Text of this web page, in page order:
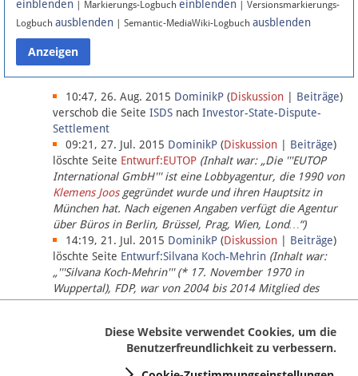
Anmelden
Datenschutz
Über Lobbypedia
Impressum
einblenden | Markierungs-Logbuch einblenden | Versionsmarkierungs-
Logbuch ausblenden | Semantic-MediaWiki-Logbuch ausblenden
10:47, 26. Aug. 2015 DominikP (Diskussion Beiträge)
verschob die Seite ISDS nach Investor-State-Dispute-
Settlement
09:21, 27. Jul. 2015 DominikP (Diskussion Beiträge)
löschte Seite Entwurf:EUTOP (Inhalt war: „Die '''EUTOP
International GmbH''' ist eine Lobbyagentur, die 1990 von
Klemens Joosgegründet wurde und ihren Hauptsitz in
München hat. Nach eigenen Angaben verfügt die Agentur
über Büros in Berlin, Brüssel, Prag, Wien, Lond…“)
14:19, 21. Jul. 2015 DominikP (Diskussion Beiträge)
löschte Seite Entwurf:Silvana Koch-Mehrin (Inhalt war:
„'''Silvana Koch-Mehrin''' (* 17. November 1970 in
Wuppertal), FDP, war von 2004 bis 2014 Mitglied des
Europäischen Parlaments, seit November 2014 ist sie für
Diese Website verwendet Cookies, um die
Benutzerfreundlichkeit zu verbessern.